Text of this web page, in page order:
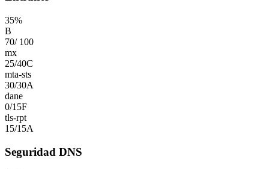
35%
B
70/ 100
mx
25/40C
mta-sts
30/30A
dane
0/15F
tls-rpt
15/15A
Seguridad DNS